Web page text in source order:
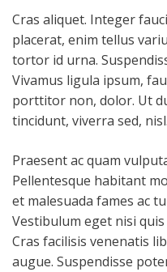
Cras aliquet. Integer
placerat, enim tellus
tortor id urna.
Vivamus ligula ipsum,
porttitor non, dolor. Ut
tincidunt, viverra sed, nisl.
Praesent ac quam
Pellentesque habitant
et malesuada fames ac
Vestibulum eget nisi
Cras facilisis venenatis
augue. Suspendisse